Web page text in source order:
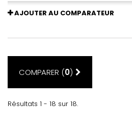
AJOUTER AU COMPARATEUR
COMPARER (0)
Résultats 1 - 18 sur 18.